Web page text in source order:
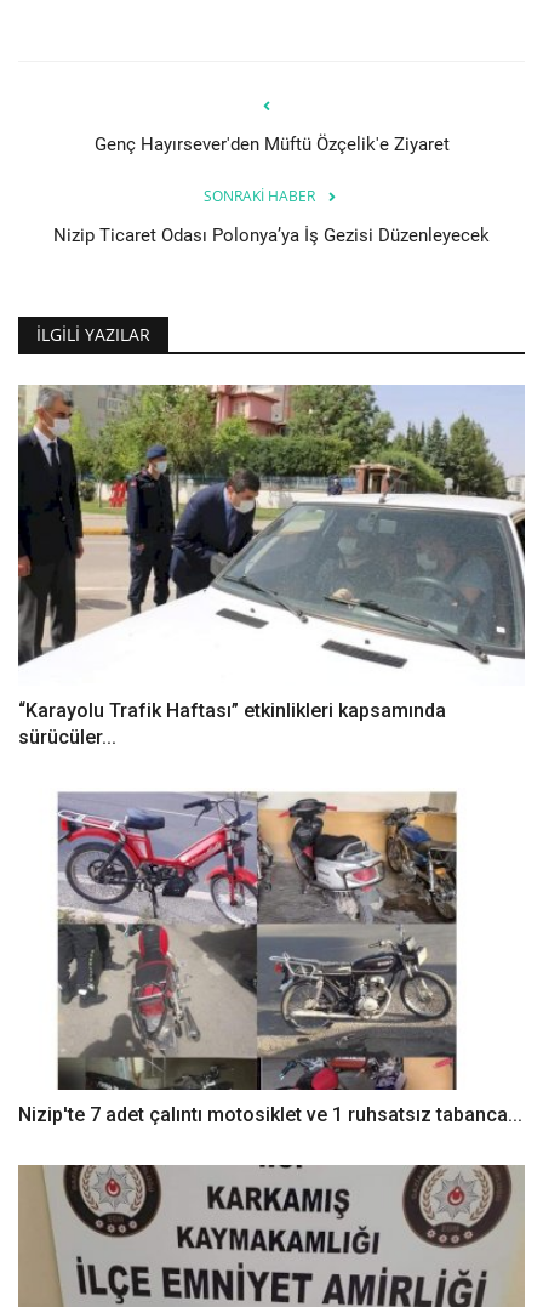
Genç Hayırsever'den Müftü Özçelik'e Ziyaret
SONRAKI HABER
Nizip Ticaret Odası Polonya’ya İş Gezisi Düzenleyecek
İLGILI YAZILAR
“Karayolu Trafik Haftası” etkinlikleri kapsamında
sürücüler...
Nizip'te 7 adet çalıntı motosiklet ve 1 ruhsatsız tabanca...